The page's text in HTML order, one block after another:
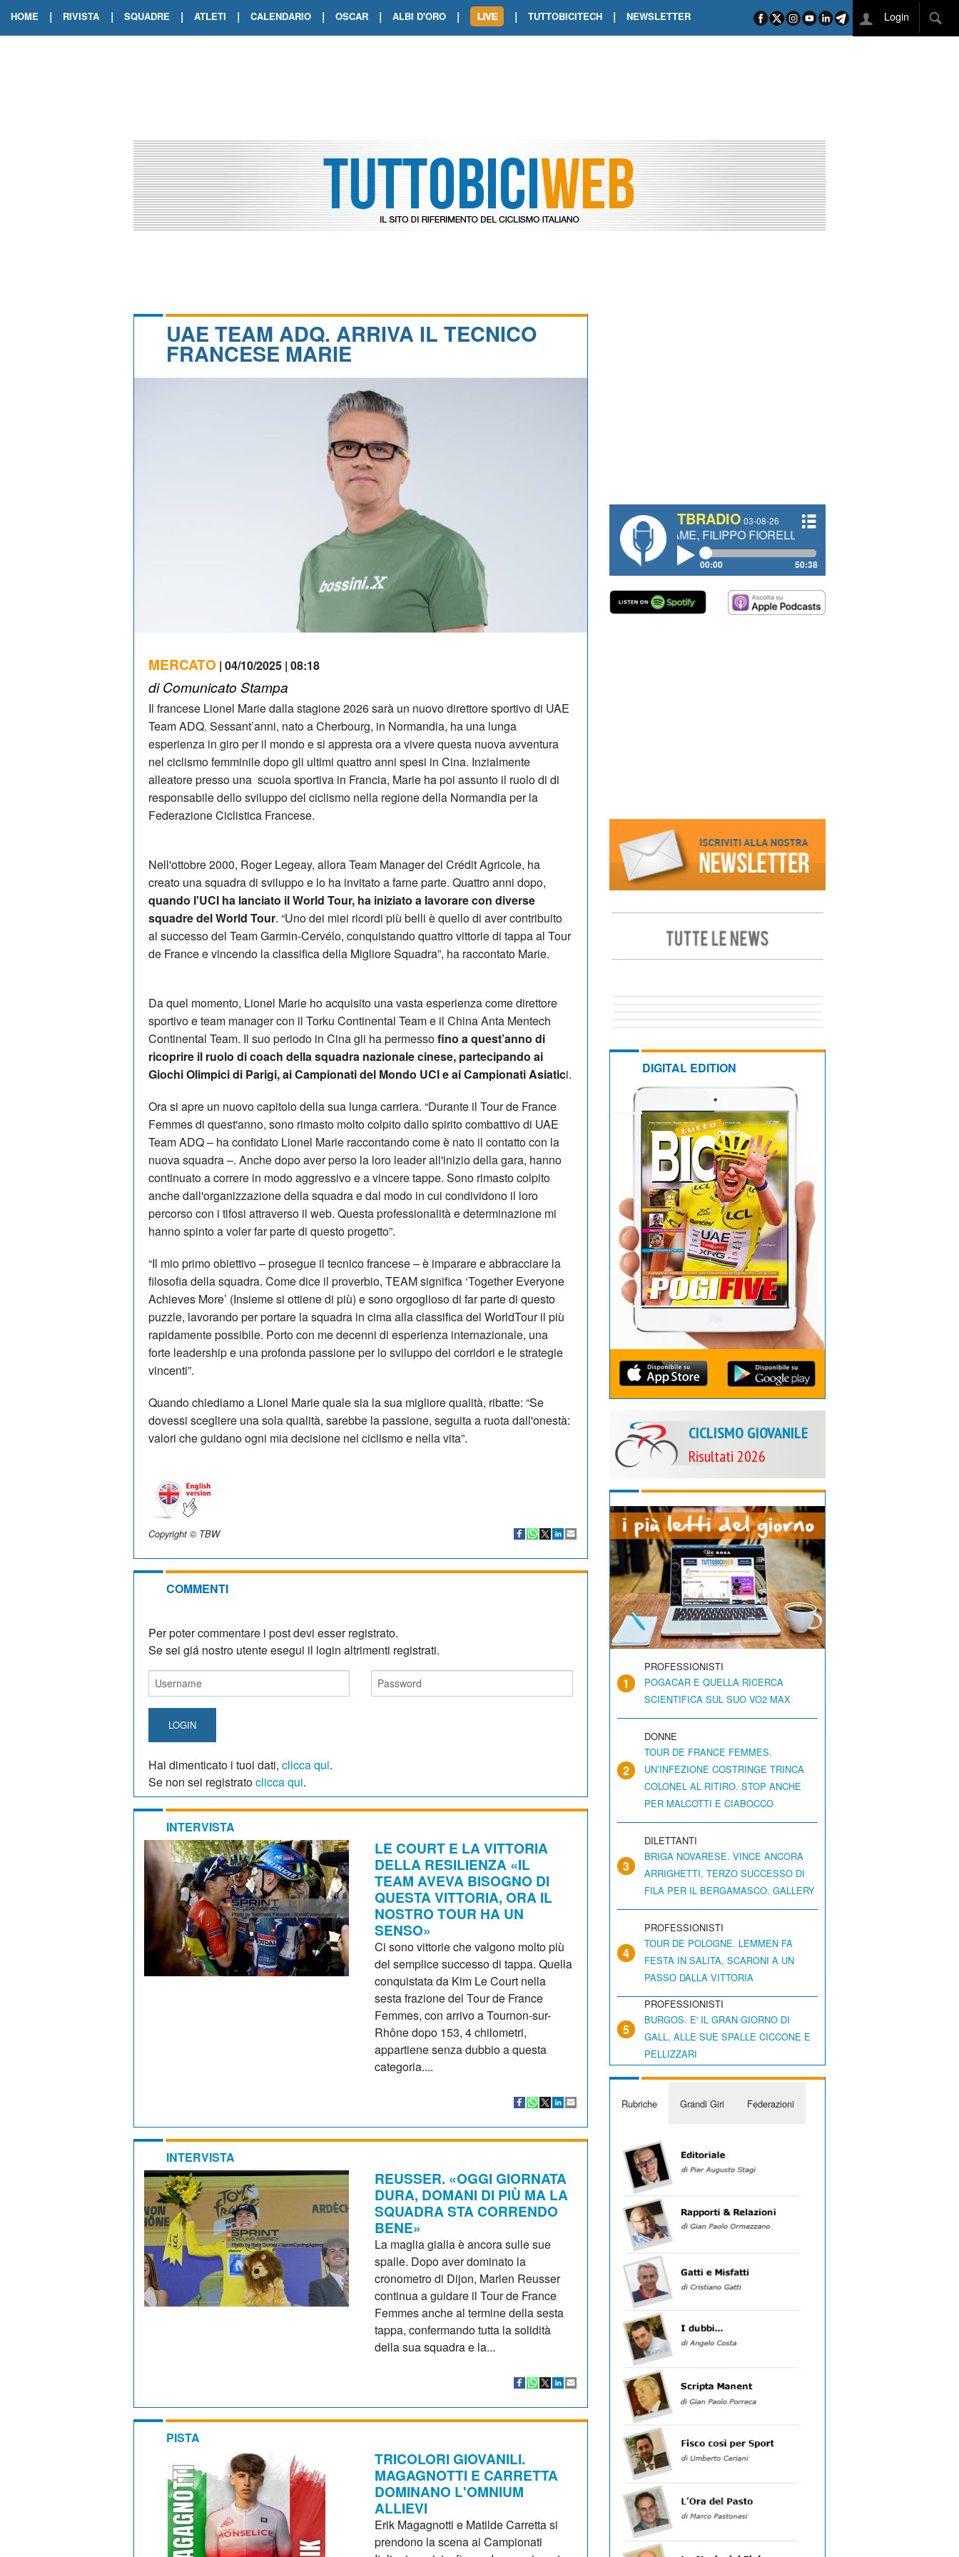
HOME | RIVISTA | SQUADRE | ATLETI | CALENDARIO | OSCAR | ALBI D'ORO |
TOUR DE FRANCE. ORCIERES-MERLETTE INCORONA CARAPAZ
TOUR DE FRANCE. A VOIRON TRIONFO DI PHILIPSEN SU SCHMID E KOOIJ
| TUTTOBICITECH | NEWSLETTER Login
UAE TEAM ADQ. ARRIVA IL TECNICO
FRANCESE MARIE
MERCATO | 04/10/2025 | 08:18
di Comunicato Stampa
Il francese Lionel Marie dalla stagione 2026 sarà un nuovo direttore sportivo di UAE
Team ADQ. Sessant’anni, nato a Cherbourg, in Normandia, ha una lunga
esperienza in giro per il mondo e si appresta ora a vivere questa nuova avventura
nel ciclismo femminile dopo gli ultimi quattro anni spesi in Cina. Inzialmente
alleatore presso una scuola sportiva in Francia, Marie ha poi assunto il ruolo di di
responsabile dello sviluppo del ciclismo nella regione della Normandia per la
Federazione Ciclistica Francese.
Nell'ottobre 2000, Roger Legeay, allora Team Manager del Crédit Agricole, ha
creato una squadra di sviluppo e lo ha invitato a farne parte. Quattro anni dopo,
quando l'UCI ha lanciato il World Tour, ha iniziato a lavorare con diverse
squadre del World Tour. “Uno dei miei ricordi più belli è quello di aver contribuito
al successo del Team Garmin-Cervélo, conquistando quattro vittorie di tappa al Tour
de France e vincendo la classifica della Migliore Squadra”, ha raccontato Marie.
Da quel momento, Lionel Marie ho acquisito una vasta esperienza come direttore
sportivo e team manager con il Torku Continental Team e il China Anta Mentech
Continental Team. Il suo periodo in Cina gli ha permessofino a quest’anno di
ricoprire il ruolo di coach della squadra nazionale cinese, partecipando ai
Giochi Olimpici di Parigi, ai Campionati del Mondo UCI e ai Campionati Asiatici.
Ora si apre un nuovo capitolo della sua lunga carriera. “Durante il Tour de France
Femmes di quest'anno, sono rimasto molto colpito dallo spirito combattivo di UAE
Team ADQ – ha confidato Lionel Marie raccontando come è nato il contatto con la
nuova squadra –. Anche dopo aver perso la loro leader all'inizio della gara, hanno
continuato a correre in modo aggressivo e a vincere tappe. Sono rimasto colpito
anche dall'organizzazione della squadra e dal modo in cui condividono il loro
percorso con i tifosi attraverso il web. Questa professionalità e determinazione mi
hanno spinto a voler far parte di questo progetto”.
“Il mio primo obiettivo – prosegue il tecnico francese – è imparare e abbracciare la
filosofia della squadra. Come dice il proverbio, TEAM significa ‘Together Everyone
Achieves More’ (Insieme si ottiene di più) e sono orgoglioso di far parte di questo
puzzle, lavorando per portare la squadra in cima alla classifica del WorldTour il più
rapidamente possibile. Porto con me decenni di esperienza internazionale, una
forte leadership e una profonda passione per lo sviluppo dei corridori e le strategie
vincenti”.
Quando chiediamo a Lionel Marie quale sia la sua migliore qualità, ribatte: “Se
dovessi scegliere una sola qualità, sarebbe la passione, seguita a ruota dall'onestà:
valori che guidano ogni mia decisione nel ciclismo e nella vita”.
Copyright © TBW
COMMENTI
Per poter commentare i post devi esser registrato.
Se sei giá nostro utente esegui il login altrimenti registrati.
LOGIN
Hai dimenticato i tuoi dati, clicca qui.
Se non sei registratoclicca qui.
INTERVISTA
LE COURT E LA VITTORIA
DELLA RESILIENZA «IL
TEAM AVEVA BISOGNO DI
QUESTA VITTORIA, ORA IL
NOSTRO TOUR HA UN
SENSO»
Ci sono vittorie che valgono molto più
del semplice successo di tappa. Quella
conquistata da Kim Le Court nella
sesta frazione del Tour de France
Femmes, con arrivo a Tournon-sur-
Rhône dopo 153, 4 chilometri,
appartiene senza dubbio a questa
categoria....
INTERVISTA
REUSSER. «OGGI GIORNATA
DURA, DOMANI DI PIÙ MA LA
SQUADRA STA CORRENDO
BENE»
La maglia gialla è ancora sulle sue
spalle. Dopo aver dominato la
cronometro di Dijon, Marlen Reusser
continua a guidare il Tour de France
Femmes anche al termine della sesta
tappa, confermando tutta la solidità
della sua squadra e la...
PISTA
TRICOLORI GIOVANILI.
MAGAGNOTTI E CARRETTA
DOMINANO L'OMNIUM
ALLIEVI
Erik Magagnotti e Matilde Carretta si
prendono la scena ai Campionati
TBRADIO 03-08-26
#334 CHARLY WEGELIUS, MAURO GIANETTI, ANDREA VENDRAME, FILIPPO FIORELLI
00:00 50:38
DIGITAL EDITION
CICLISMO GIOVANILE
Risultati 2026
1
PROFESSIONISTI
POGACAR E QUELLA RICERCA
SCIENTIFICA SUL SUO VO2 MAX
2
DONNE
TOUR DE FRANCE FEMMES.
UN’INFEZIONE COSTRINGE TRINCA
COLONEL AL RITIRO. STOP ANCHE
PER MALCOTTI E CIABOCCO
3
DILETTANTI
BRIGA NOVARESE. VINCE ANCORA
ARRIGHETTI, TERZO SUCCESSO DI
FILA PER IL BERGAMASCO. GALLERY
4
PROFESSIONISTI
TOUR DE POLOGNE. LEMMEN FA
FESTA IN SALITA, SCARONI A UN
PASSO DALLA VITTORIA
5
PROFESSIONISTI
BURGOS. E' IL GRAN GIORNO DI
GALL, ALLE SUE SPALLE CICCONE E
PELLIZZARI
Rubriche Grandi Giri Federazioni